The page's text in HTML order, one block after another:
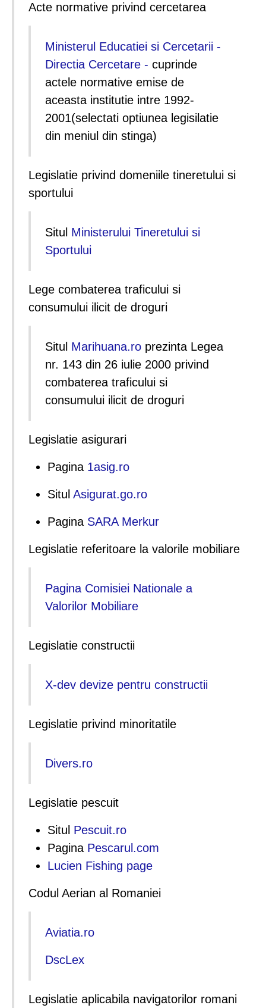
Acte normative privind cercetarea
Ministerul Educatiei si Cercetarii -
Directia Cercetare - cuprinde
actele normative emise de
aceasta institutie intre 1992-
2001(selectati optiunea legisilatie
din meniul din stinga)
Legislatie privind domeniile tineretului si
sportului
Situl Ministerului Tineretului si
Sportului
Lege combaterea traficului si
consumului ilicit de droguri
Situl Marihuana.ro prezinta Legea
nr. 143 din 26 iulie 2000 privind
combaterea traficului si
consumului ilicit de droguri
Legislatie asigurari
Pagina 1asig.ro
Situl Asigurat.go.ro
Pagina SARA Merkur
Legislatie referitoare la valorile mobiliare
Pagina Comisiei Nationale a
Valorilor Mobiliare
Legislatie constructii
X-dev devize pentru constructii
Legislatie privind minoritatile
Divers.ro
Legislatie pescuit
Situl Pescuit.ro
Pagina Pescarul.com
Lucien Fishing page
Codul Aerian al Romaniei
Aviatia.ro
DscLex
Legislatie aplicabila navigatorilor romani